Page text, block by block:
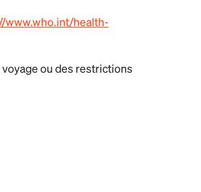
www.who.int/health-
ou des restrictions